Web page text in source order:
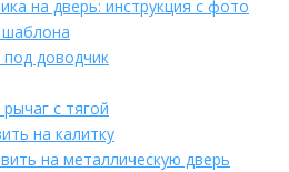
на дверь: инструкция с фото
шаблона
доводчик
с тягой
на калитку
на металлическую дверь